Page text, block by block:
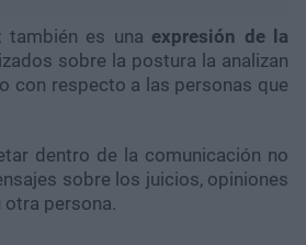
también es una expresión de la
sobre la postura la analizan
con respecto a las personas que
dentro de la comunicación no
sobre los juicios, opiniones
otra persona.